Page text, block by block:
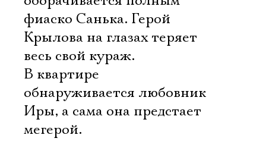
фиаско Санька. Герой
Крылова на глазах теряет
весь свой кураж.
В квартире
обнаруживается любовник
Иры, а сама она предстает
мегерой.